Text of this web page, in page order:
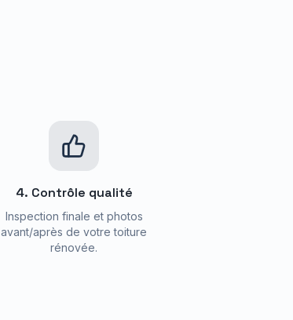
4. Contrôle qualité
Inspection finale et photos
avant/après de votre toiture
rénovée.